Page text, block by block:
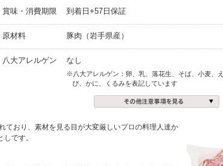
賞味・消費期限 到着日+57日保証
原材料 豚肉（岩手県産）
八大アレルゲン なし
※八大アレルゲン：卵、乳、落花生、そば、小麦、え
び、かに、くるみを表記しています
ており、素材を見る目が大変厳しいプロの料理人達か
です。